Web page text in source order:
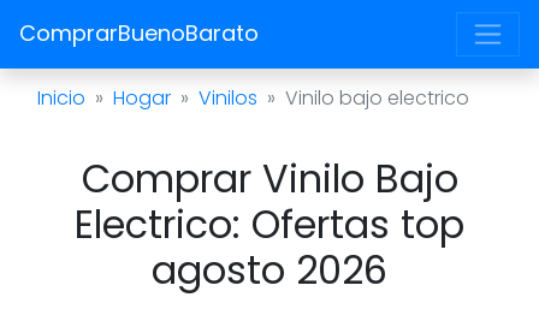
ComprarBuenoBarato
Inicio Hogar Vinilos Vinilo bajo electrico
Comprar Vinilo Bajo
Electrico: Ofertas top
agosto 2026